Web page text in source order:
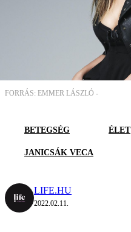
FORRÁS: EMMER LÁSZLÓ -
BETEGSÉG ÉLET
JANICSÁK VECA
LIFE.HU
2022.02.11.